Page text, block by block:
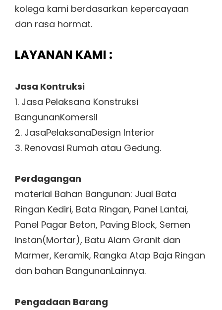
kolega kami berdasarkan kepercayaan
dan rasa hormat.
LAYANAN KAMI :
Jasa Kontruksi
1. Jasa Pelaksana Konstruksi
BangunanKomersil
2. JasaPelaksanaDesign Interior
3. Renovasi Rumah atau Gedung.
Perdagangan
material Bahan Bangunan: Jual Bata
Ringan Kediri, Bata Ringan, Panel Lantai,
Panel Pagar Beton, Paving Block, Semen
Instan(Mortar), Batu Alam Granit dan
Marmer, Keramik, Rangka Atap Baja Ringan
dan bahan BangunanLainnya.
Pengadaan Barang